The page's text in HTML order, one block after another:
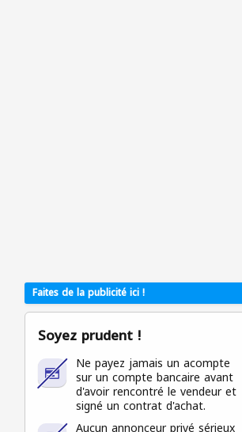
Faites de la publicité ici !
Soyez prudent !
Ne payez jamais un acompte
sur un compte bancaire avant
d'avoir rencontré le vendeur et
signé un contrat d'achat.